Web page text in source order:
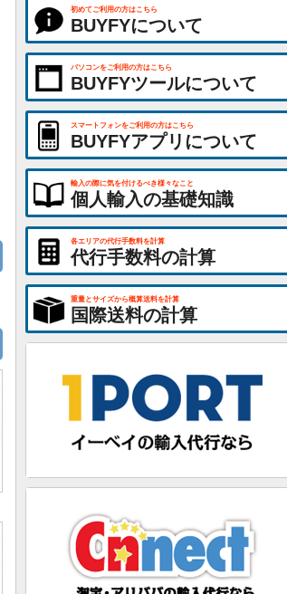
初めてご利用の方はこちら
BUYFYについて
パソコンをご利用の方はこちら
BUYFYツールについて
スマートフォンをご利用の方はこちら
BUYFYアプリについて
輸入の際に気を付けるべき様々なこと
個人輸入の基礎知識
各エリアの代行手数料を計算
代行手数料の計算
重量とサイズから概算送料を計算
国際送料の計算